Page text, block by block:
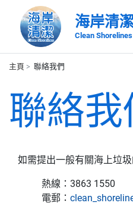
海岸清
Clean Shorelines
主頁 聯絡我們
聯絡我
如需提出一般有關海上垃
熱線： 3863 1550
電郵：